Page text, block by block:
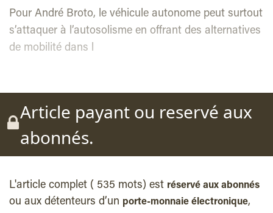
Pour André Broto, le véhicule autonome peut surtout
s’attaquer à l’autosolisme en offrant des alternatives
de mobilité dans l
Article payant ou reservé aux
abonnés.
L'article complet ( 535 mots) est réservé aux abonnés
ou aux détenteurs d’un porte-monnaie électronique,